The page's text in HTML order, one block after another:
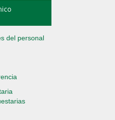
del personal